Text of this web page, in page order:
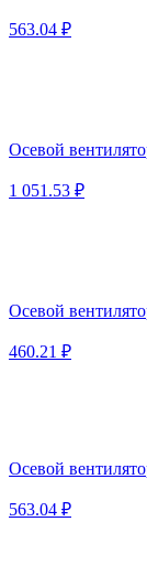
563.04 ₽
Осевой
1 051.53 ₽
Осевой
460.21 ₽
Осевой
563.04 ₽